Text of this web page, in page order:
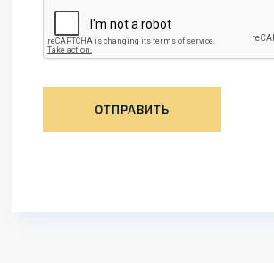
ОТПРАВИТЬ